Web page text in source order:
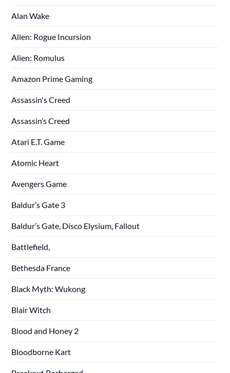
Alan Wake
Alien: Rogue Incursion
Alien: Romulus
Amazon Prime Gaming
Assassin's Creed
Assassin’s Creed
Atari E.T. Game
Atomic Heart
Avengers Game
Baldur’s Gate 3
Baldur’s Gate, Disco Elysium, Fallout
Battlefield,
Bethesda France
Black Myth: Wukong
Blair Witch
Blood and Honey 2
Bloodborne Kart